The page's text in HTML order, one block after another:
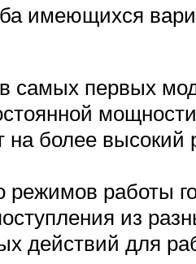
имеющихся
самых первых
мощности
более высокий
режимов работы
из
действий для